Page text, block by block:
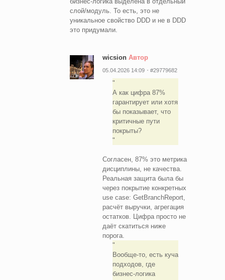
слой/модуль. То есть, это не
уникальное свойство DDD и не в DDD
это придумали.
wicsion Автор
05.04.2026 14:09 #29779682
А как цифра 87%
гарантирует или хотя
бы показывает, что
критичные пути
покрыты?
Согласен, 87% это метрика
дисциплины, не качества.
Реальная защита была бы
через покрытие конкретных
use case: GetBranchReport,
расчёт выручки, агрегация
остатков. Цифра просто не
даёт скатиться ниже
порога.
Вообще-то, есть куча
подходов, где
бизнес-логика